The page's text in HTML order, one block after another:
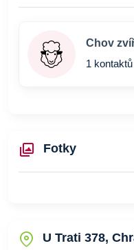
Chov
1 kontaktů
Fotky
U Trati 378,